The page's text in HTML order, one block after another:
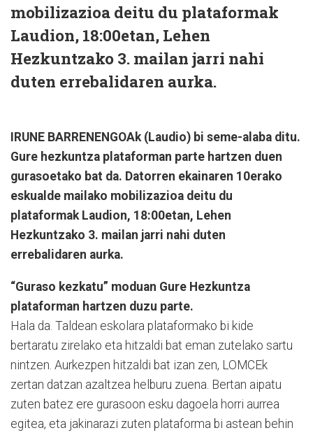
mobilizazioa deitu du plataformak
Laudion, 18:00etan, Lehen
Hezkuntzako 3. mailan jarri nahi
duten errebalidaren aurka.
IRUNE BARRENENGOAk (Laudio) bi seme-alaba ditu.
Gure hezkuntza plataforman parte hartzen duen
gurasoetako bat da. Datorren ekainaren 10erako
eskualde mailako mobilizazioa deitu du
plataformak Laudion, 18:00etan, Lehen
Hezkuntzako 3. mailan jarri nahi duten
errebalidaren aurka.
“Guraso kezkatu” moduan Gure Hezkuntza
plataforman hartzen duzu parte.
Hala da. Taldean eskolara plataformako bi kide
bertaratu zirelako eta hitzaldi bat eman zutelako sartu
nintzen. Aurkezpen hitzaldi bat izan zen, LOMCEk
zertan datzan azaltzea helburu zuena. Bertan aipatu
zuten batez ere gurasoon esku dagoela horri aurrea
egitea, eta jakinarazi zuten plataforma bi astean behin